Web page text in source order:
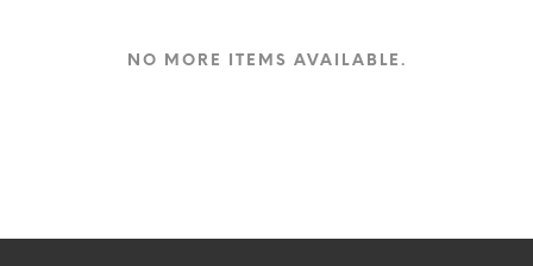
NO MORE ITEMS AVAILABLE.